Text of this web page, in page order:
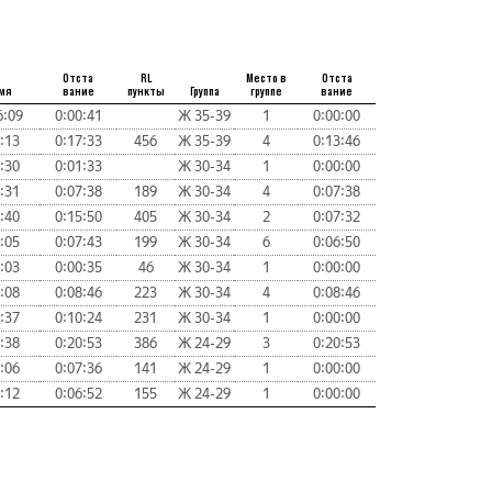
Отста
вание
RL
пункты
Группа
Место в
группе
Отста
вание
0:00:41 Ж 35-39 1
0:00:00
0:17:33 456 Ж 35-39 4
0:13:46
0:01:33 Ж 30-34 1
0:00:00
0:07:38 189 Ж 30-34 4
0:07:38
0:15:50 405 Ж 30-34 2
0:07:32
0:07:43 199 Ж 30-34 6
0:06:50
0:00:35 46 Ж 30-34 1
0:00:00
0:08:46 223 Ж 30-34 4
0:08:46
0:10:24 231 Ж 30-34 1
0:00:00
0:20:53 386 Ж 24-29 3
0:20:53
0:07:36 141 Ж 24-29 1
0:00:00
0:06:52 155 Ж 24-29 1 0:00:00